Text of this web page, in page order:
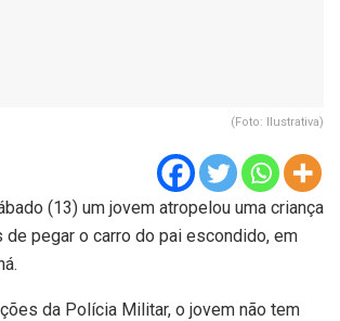
(Foto: Ilustrativa)
(13) um jovem atropelou uma criança
pegar o carro do pai escondido, em
da Polícia Militar, o jovem não tem